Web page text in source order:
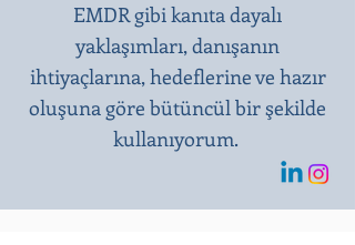
EMDR gibi kanıta dayalı
yaklaşımları, danışanın
ihtiyaçlarına, hedeflerine ve hazır
oluşuna göre bütüncül bir şekilde
kullanıyorum.